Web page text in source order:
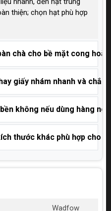
thiện; chọn hạt phù hợp
chà cho bề mặt cong
giấy nhám nhanh và chắc?
không nếu dùng hàng
thước khác phù hợp cho
Wadfow